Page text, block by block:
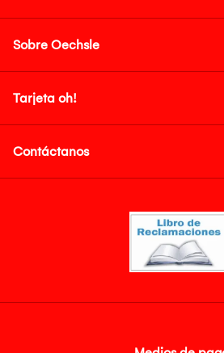
Sobre Oechsle
Tarjeta oh!
Contáctanos